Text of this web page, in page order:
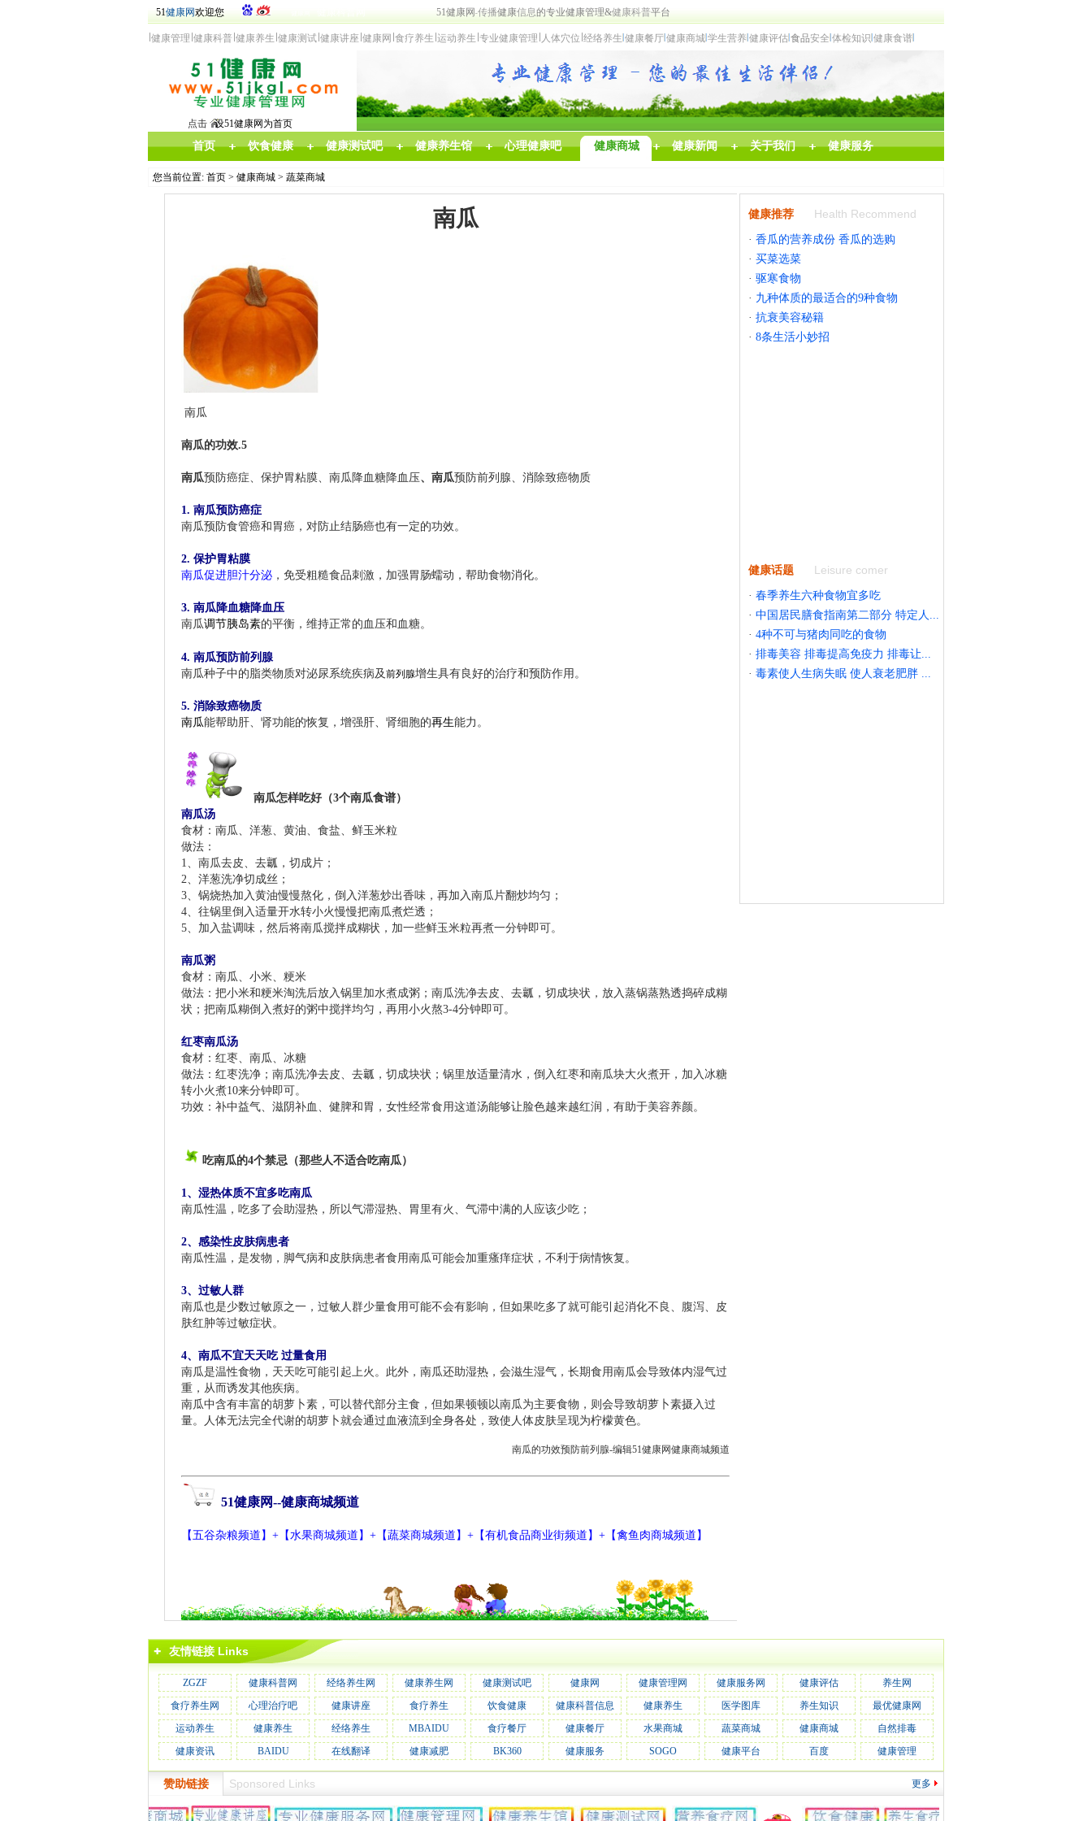
51健康网欢迎您 51健康网 传播健康信息的专业健康管理&健康科普平台
健康管理 健康科普 健康养生 健康测试 健康讲座 健康网 食疗养生 运动养生 专业健康管理 人体穴位 经络养生 健康餐厅 健康商城 学生营养 健康评估 食品安全 体检知识 健康食谱
点击设51健康网为首页
首页 饮食健康 健康测试吧 健康养生馆 心理健康吧 健康商城 健康新闻 关于我们 健康服务
您当前位置: 首页 > 健康商城 > 蔬菜商城
南瓜
南瓜
南瓜的功效.5
南瓜预防癌症、保护 胃粘膜、南瓜 降血糖降血压、 南瓜预防前列腺、消除致癌物质
1. 南瓜预防癌症
南瓜预防食管癌和胃癌，对防止结肠癌也有一定的功效。
2. 保护胃粘膜
南瓜促进胆汁分泌 ，免受粗糙食品刺激，加强胃肠蠕动，帮助食物消化。
3. 南瓜降血糖降血压
南瓜调节胰岛素的平衡，维持正常的血压和血糖。
4. 南瓜预防前列腺
南瓜种子中的脂类物质对泌尿系统疾病及前列腺增生具有良好的治疗和预防作用。
5. 消除致癌物质
南瓜能帮助肝、肾功能的恢复，增强肝、肾细胞的再生能力。
南瓜怎样吃好（3个南瓜食谱）
南瓜汤
食材：南瓜、洋葱、黄油、食盐、鲜玉米粒
做法：
1、南瓜去皮、去瓤，切成片；
2、洋葱洗净切成丝；
3、锅烧热加入黄油慢慢熬化，倒入洋葱炒出香味，再加入南瓜片翻炒均匀；
4、往锅里倒入适量开水转小火慢慢把南瓜煮烂透；
5、加入盐调味，然后将南瓜搅拌成糊状，加一些鲜玉米粒再煮一分钟即可。
南瓜粥
食材：南瓜、小米、粳米
做法：把小米和粳米淘洗后放入锅里加水煮成粥；南瓜洗净去皮、去瓤，切成块状，放入蒸锅蒸熟透捣碎成糊
状；把南瓜糊倒入煮好的粥中搅拌均匀，再用小火熬3-4分钟即可。
红枣南瓜汤
食材：红枣、南瓜、冰糖
做法：红枣洗净；南瓜洗净去皮、去瓤，切成块状；锅里放适量清水，倒入红枣和南瓜块大火煮开，加入冰糖
转小火煮10来分钟即可。
功效：补中益气、滋阴补血、健脾和胃，女性经常食用这道汤能够让脸色越来越红润，有助于美容养颜。
吃南瓜的4个禁忌（那些人不适合吃南瓜）
1、湿热体质不宜多吃南瓜
南瓜性温，吃多了会助湿热，所以气滞湿热、胃里有火、气滞中满的人应该少吃；
2、感染性皮肤病患者
南瓜性温，是发物，脚气病和皮肤病患者食用南瓜可能会加重瘙痒症状，不利于病情恢复。
3、过敏人群
南瓜也是少数过敏原之一，过敏人群少量食用可能不会有影响，但如果吃多了就可能引起消化不良、腹泻、皮
肤红肿等过敏症状。
4、南瓜不宜天天吃 过量食用
南瓜是温性食物，天天吃可能引起上火。此外，南瓜还助湿热，会滋生湿气，长期食用南瓜会导致体内湿气过
重，从而诱发其他疾病。
南瓜中含有丰富的胡萝卜素，可以替代部分主食，但如果顿顿以南瓜为主要食物，则会导致胡萝卜素摄入过
量。人体无法完全代谢的胡萝卜就会通过血液流到全身各处，致使人体皮肤呈现为柠檬黄色。
南瓜的功效预防前列腺-编辑51健康网健康商城频道
51健康网--健康商城频道
【五谷杂粮频道 】+【水果商城频道 】+【蔬菜商城频道 】+【有机食品商业街频道 】+【禽鱼肉商城频道 】
健康推荐 Health Recommend
· 香瓜的营养成份 香瓜的选购
· 买菜选菜
· 驱寒食物
· 九种体质的最适合的9种食物
· 抗衰美容秘籍
· 8条生活小妙招
健康话题 Leisure comer
· 春季养生六种食物宜多吃
· 中国居民膳食指南第二部分 特定人...
· 4种不可与猪肉同吃的食物
· 排毒美容 排毒提高免疫力 排毒让...
· 毒素使人生病失眠 使人衰老肥胖 ...
友情链接 Links
ZGZF 健康科普网 经络养生网 健康养生网 健康测试吧 健康网 健康管理网 健康服务网 健康评估
养生网
食疗养生网
心理治疗吧 健康讲座 食疗养生 饮食健康 健康科普信息 健康养生 医学图库 养生知识
最优健康网
运动养生
健康养生 经络养生 MBAIDU 食疗餐厅 健康餐厅 水果商城 蔬菜商城 健康商城
自然排毒
健康资讯
BAIDU 在线翻译 健康减肥 BK360 健康服务 SOGO 健康平台 百度 健康管理
更多
赞助链接 Sponsored Links